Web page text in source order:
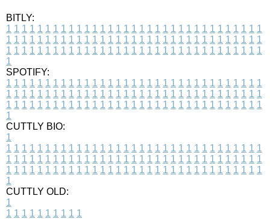
BITLY:
1 1 1 1 1 1 1 1 1 1 1 1 1 1 1 1 1 1 1 1 1 1 1 1 1 1 1 1 1 1 1 1 1
1 1 1 1 1 1 1 1 1 1 1 1 1 1 1 1 1 1 1 1 1 1 1 1 1 1 1 1 1 1 1 1 1
1 1 1 1 1 1 1 1 1 1 1 1 1 1 1 1 1 1 1 1 1 1 1 1 1 1 1 1 1 1 1 1 1
1
SPOTIFY:
1 1 1 1 1 1 1 1 1 1 1 1 1 1 1 1 1 1 1 1 1 1 1 1 1 1 1 1 1 1 1 1 1
1 1 1 1 1 1 1 1 1 1 1 1 1 1 1 1 1 1 1 1 1 1 1 1 1 1 1 1 1 1 1 1 1
1 1 1 1 1 1 1 1 1 1 1 1 1 1 1 1 1 1 1 1 1 1 1 1 1 1 1 1 1 1 1 1 1
1
CUTTLY BIO:
1
1 1 1 1 1 1 1 1 1 1 1 1 1 1 1 1 1 1 1 1 1 1 1 1 1 1 1 1 1 1 1 1 1
1 1 1 1 1 1 1 1 1 1 1 1 1 1 1 1 1 1 1 1 1 1 1 1 1 1 1 1 1 1 1 1 1
1 1 1 1 1 1 1 1 1 1 1 1 1 1 1 1 1 1 1 1 1 1 1 1 1 1 1 1 1 1 1 1 1
1
CUTTLY OLD:
1
1 1 1 1 1 1 1 1 1 1